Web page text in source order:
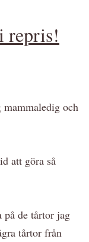
repris!
mammaledig och
att göra så
de tårtor jag
tårtor från